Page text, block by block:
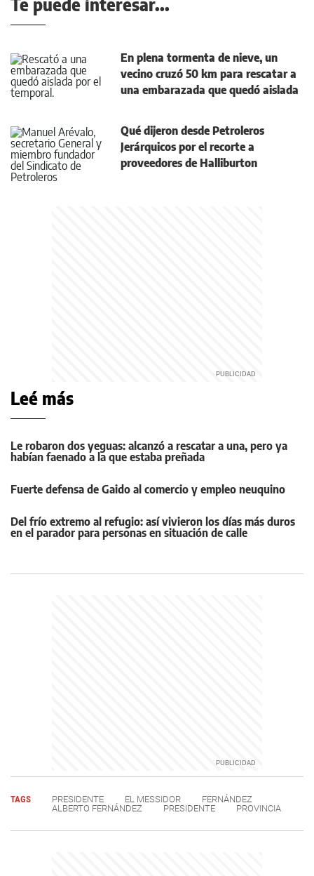
Te puede interesar...
En plena tormenta de nieve, un
vecino cruzó 50 km para rescatar a
una embarazada que quedó aislada
Qué dijeron desde Petroleros
Jerárquicos por el recorte a
proveedores de Halliburton
Leé más
Le robaron dos yeguas: alcanzó a rescatar a una, pero ya
habían faenado a la que estaba preñada
Fuerte defensa de Gaido al comercio y empleo neuquino
Del frío extremo al refugio: así vivieron los días más duros
en el parador para personas en situación de calle
TAGS PRESIDENTE EL MESSIDOR
FERNÁNDEZ
ALBERTO FERNÁNDEZ
PRESIDENTE PROVINCIA